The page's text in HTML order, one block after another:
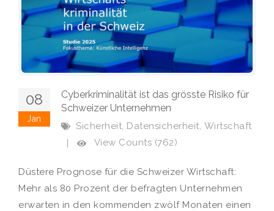
08
Jan
Cyberkriminalität ist das grösste Risiko für
Schweizer Unternehmen
Sicherheit, Datensicherheit, Wirtschaft
|
View Counts (762)
Düstere Prognose für die Schweizer Wirtschaft:
Mehr als 80 Prozent der befragten Unternehmen
erwarten in den kommenden zwölf Monaten einen